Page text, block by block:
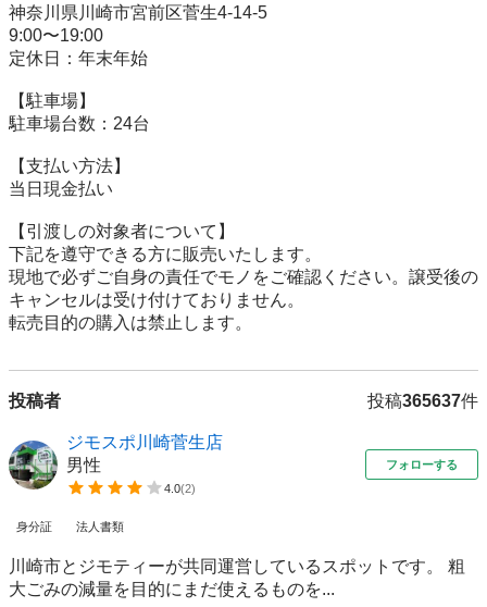
神奈川県川崎市宮前区菅生4-14-5
9:00〜19:00
定休日：年末年始
【駐⾞場】
駐車場台数：24台
【⽀払い⽅法】
当日現金払い
【引渡しの対象者について】
下記を遵守できる⽅に販売いたします。
現地で必ずご⾃⾝の責任でモノをご確認ください。譲受後の
キャンセルは受け付けておりません。
転売⽬的の購⼊は禁⽌します。
投稿者 投稿365637件
ジモスポ川崎菅生店
男性
4.0(2)
フォローする
身分証 法人書類
川崎市とジモティーが共同運営しているスポットです。 粗
⼤ごみの減量を⽬的にまだ使えるものを...